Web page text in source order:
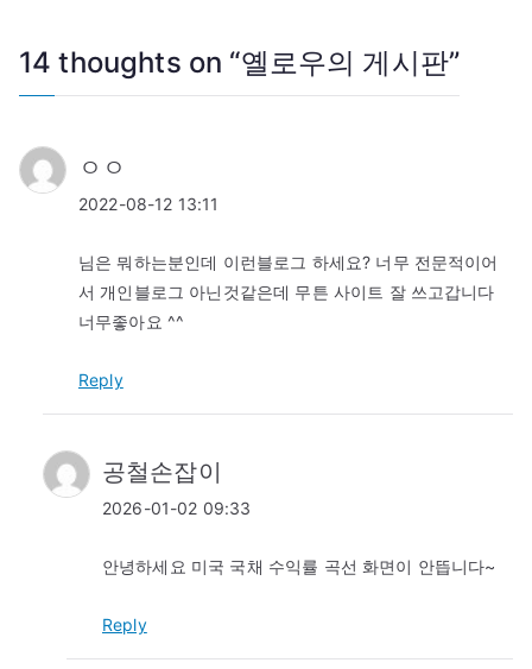
14 thoughts on “옐로우의 게시판”
ㅇㅇ
2022-08-12 13:11
님은 뭐하는분인데 이런블로그 하세요? 너무 전문적이어
서 개인블로그 아닌것같은데 무튼 사이트 잘 쓰고갑니다
너무좋아요 ^^
Reply
공철손잡이
2026-01-02 09:33
안녕하세요 미국 국채 수익률 곡선 화면이 안뜹니다~
Reply